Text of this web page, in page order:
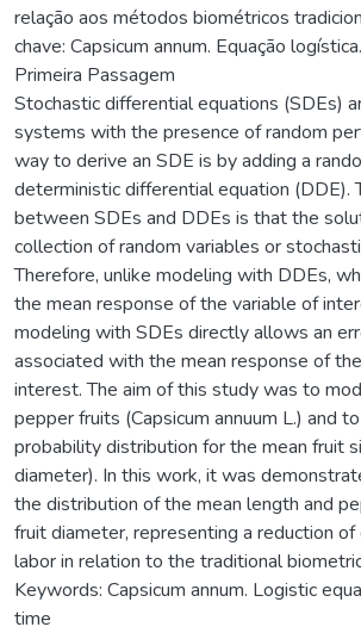
relação aos métodos biométricos
chave: Capsicum annum. Equação
Primeira Passagem
Stochastic differential equations (SDEs)
systems with the presence of random
way to derive an SDE is by adding a
deterministic differential equation (DDE).
between SDEs and DDEs is that the
collection of random variables or
Therefore, unlike modeling with DDEs,
the mean response of the variable of
modeling with SDEs directly allows an
associated with the mean response of
interest. The aim of this study was to
pepper fruits (Capsicum annuum L.) and
probability distribution for the mean fruit
diameter). In this work, it was
the distribution of the mean length and
fruit diameter, representing a reduction
labor in relation to the traditional
Keywords: Capsicum annum. Logistic
time